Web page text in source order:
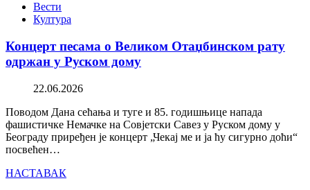
Вести
Култура
Концерт песама о Великом Отаџбинском рату
одржан у Руском дому
22.06.2026
Поводом Дана сећања и туге и 85. годишњице напада
фашистичке Немачке на Совјетски Савез у Руском дому у
Београду приређен је концерт „Чекај ме и ја ћу сигурно доћи“
посвећен…
НАСТАВАК